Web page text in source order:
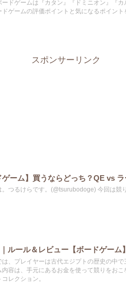
ードゲームは『カタン』『ドミニオン』『
ドゲームの評価ポイントと気になるポイン
スポンサーリンク
ゲーム】買うならどっち？QE vs ラ
。つるけらです。(@tsurubodoge) 今回は競
ルール＆レビュー【ボードゲーム】
は、プレイヤーは古代エジプトの歴史の中
内容は、手元にあるお金を使って競りをお
レクション。